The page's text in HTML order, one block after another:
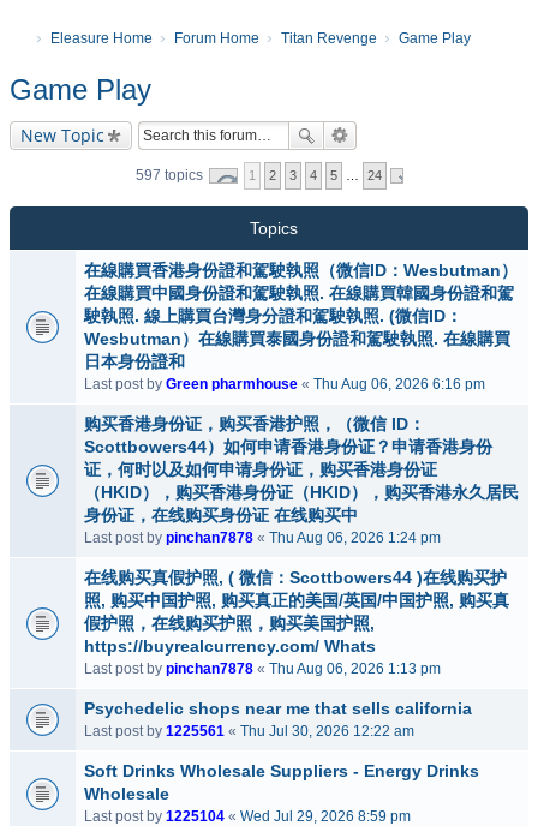
Eleasure Home Forum Home Titan Revenge Game Play
Game Play
New Topic
597 topics 1 2 3 4 5 24
Topics
在線購買香港身份證和駕駛執照（微信ID：Wesbutman）
在線購買中國身份證和駕駛執照. 在線購買韓國身份證和駕
駛執照. 線上購買台灣身分證和駕駛執照. (微信ID：
Wesbutman）在線購買泰國身份證和駕駛執照. 在線購買
日本身份證和
Last post by Green pharmhouse « Thu Aug 06, 2026 6:16 pm
购买香港身份证，购买香港护照，（微信 ID：
Scottbowers44）如何申请香港身份证？申请香港身份
证，何时以及如何申请身份证，购买香港身份证
（HKID），购买香港身份证（HKID），购买香港永久居民
身份证，在线购买身份证 在线购买中
Last post by pinchan7878 « Thu Aug 06, 2026 1:24 pm
在线购买真假护照, ( 微信：Scottbowers44 )在线购买护
照, 购买中国护照, 购买真正的美国/英国/中国护照, 购买真
假护照，在线购买护照，购买美国护照,
https://buyrealcurrency.com/ Whats
Last post by pinchan7878 « Thu Aug 06, 2026 1:13 pm
Psychedelic shops near me that sells california
Last post by 1225561 « Thu Jul 30, 2026 12:22 am
Soft Drinks Wholesale Suppliers - Energy Drinks
Wholesale
Last post by 1225104 « Wed Jul 29, 2026 8:59 pm